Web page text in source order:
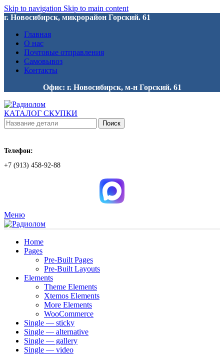
Skip to navigation Skip to main content
г. Новосибирск, микрорайон Горский. 61
Главная
О нас
Почтовые отправления
Самовывоз
Контакты
Офис: г. Новосибирск, м-н Горский. 61
КАТАЛОГ СКУПКИ
Поиск
Телефон:
+7 (913) 458-92-88
Меню
Home
Pages
Pre-Built Pages
Pre-Built Layouts
Elements
Theme Elements
Xtemos Elements
More Elements
WooCommerce
Single — sticky
Single — alternative
Single — gallery
Single — video